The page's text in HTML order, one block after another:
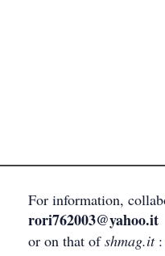
For information,
rori762003@yahoo.it
or on that ofshmag.it: